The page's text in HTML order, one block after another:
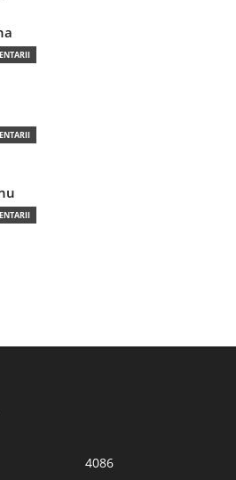
4086